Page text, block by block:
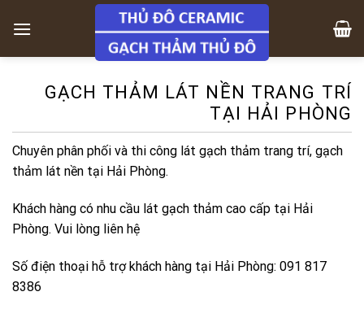
GẠCH THẢM LÁT NỀN TRANG TRÍ
TẠI HẢI PHÒNG
Chuyên phân phối và thi công lát gạch thảm trang trí, gạch
thảm lát nền tại Hải Phòng.
Khách hàng có nhu cầu lát gạch thảm cao cấp tại Hải
Phòng. Vui lòng liên hệ
Số điện thoại hỗ trợ khách hàng tại Hải Phòng: 091 817
8386